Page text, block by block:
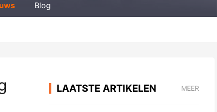
Blog
LAATSTE ARTIKELEN MEER